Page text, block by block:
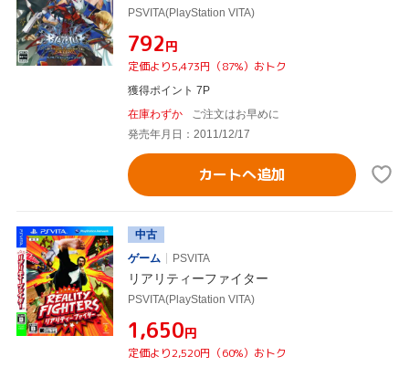
PSVITA(PlayStation VITA)
¥792円
定価より5,473円（87%）おトク
獲得ポイント 7P
在庫わずか
ご注文はお早めに
発売年月日：2011/12/17
カートへ追加
中古
ゲーム
PSVITA
リアリティーファイター
PSVITA(PlayStation VITA)
¥1,650円
定価より2,520円（60%）おトク